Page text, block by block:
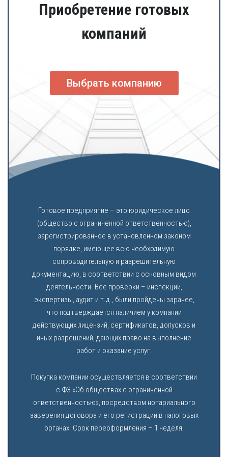
Приобретение готовых
компаний
Выбрать компанию
Готовое предприятие – это юридическое лицо
(общество с ограниченной ответственностью),
зарегистрированное в установленном законом
порядке, имеющее всю необходимую
сопроводительную и разрешительную
документацию, в соответствии с основным видом
деятельности. Все проверки – инспекции,
экспертизы, аудит и т.д., были пройдены заранее,
что подтверждается наличием у компании
действующих лицензий, сертификатов, допусков и
иных разрешений, дающих право на выполнение
работ и оказание услуг.
Покупка компании осуществляется в соответствии
с ФЗ «Об обществах с ограниченной
ответственностью», посредством нотариального
заверения договора и его регистрации в налоговых
органах. Срок переоформления – 1 неделя.